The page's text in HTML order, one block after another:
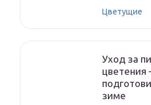
Цветущие
Уход за
цветения
зиме